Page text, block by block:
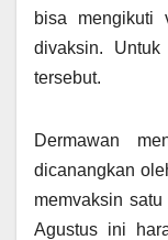
bisa mengikuti
divaksin.
tersebut.
Dermawan
dicanangkan
memvaksin
Agustus ini